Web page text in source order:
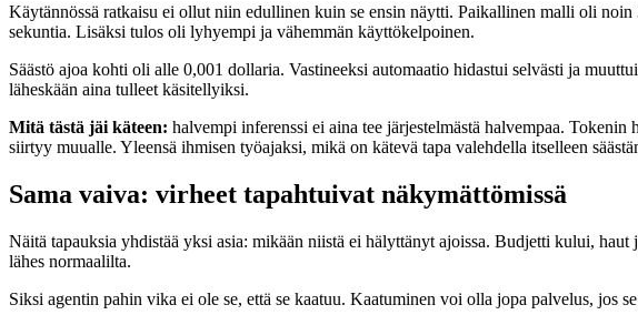
Käytännössä ratkaisu ei ollut niin edullinen kuin se ensin näytti. Paikallinen malli oli
sekuntia. Lisäksi tulos oli lyhyempi ja vähemmän käyttökelpoinen.
Säästö ajoa kohti oli alle 0,001 dollaria. Vastineeksi automaatio hidastui selvästi ja
läheskään aina tulleet käsitellyiksi.
Mitä tästä jäi käteen: halvempi inferenssi ei aina tee järjestelmästä halvempaa.
siirtyy muualle. Yleensä ihmisen työajaksi, mikä on kätevä tapa valehdella itselleen
Sama vaiva: virheet tapahtuivat näkymättömissä
Näitä tapauksia yhdistää yksi asia: mikään niistä ei hälyttänyt ajoissa. Budjetti kului,
lähes normaalilta.
Siksi agentin pahin vika ei ole se, että se kaatuu. Kaatuminen voi olla jopa palvelus, jos